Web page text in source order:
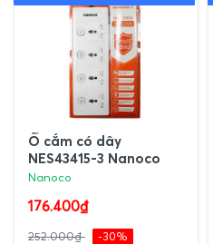
Ổ cắm có dây
NES43415-3 Nanoco
Nanoco
176.400₫
252.000₫ -30%